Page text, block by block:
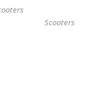
Scooters